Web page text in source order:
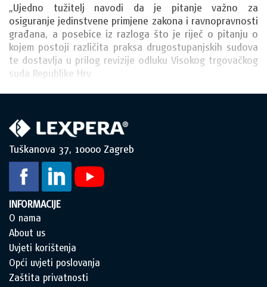
„Ujedno tužitelj navodi da je pitanje važno za
osiguranje jedinstvene primjene zakona i ravnopravnosti
građana, a posebice iz razloga što je riječ o pitanju o
kojem postoji različita praksa drugostupanjskih sudova
te dostavlja u prilog revizije odluku Visokog trgovačkog
suda Republike Hrv
Tuškanova 37, 10000 Zagreb
INFORMACIJE
O nama
About us
Uvjeti korištenja
Opći uvjeti poslovanja
Zaštita privatnosti